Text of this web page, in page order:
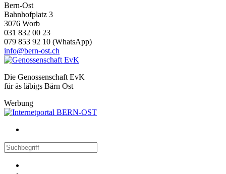
Bern-Ost
Bahnhofplatz 3
3076 Worb
031 832 00 23
079 853 92 10 (WhatsApp)
info@bern-ost.ch
Die Genossenschaft EvK
für äs läbigs Bärn Ost
Werbung